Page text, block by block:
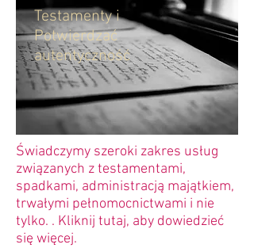
Testamenty i
Potwierdzać
autentyczność
Świadczymy szeroki zakres usług
związanych z testamentami,
spadkami, administracją majątkiem,
trwałymi pełnomocnictwami i nie
tylko. . Kliknij tutaj, aby dowiedzieć
się więcej.